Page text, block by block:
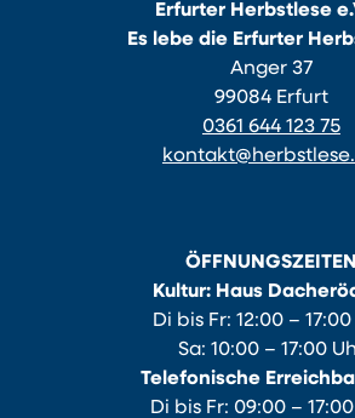
Erfurter Herbstlese
Es lebe die Erfurter
Anger 37
99084 Erfurt
0361 644 123 75
ÖFFNUNGSZEITEN
Kultur: Haus
Di bis Fr: 12:00 –
Sa: 10:00 – 17:00
Telefonische
Di bis Fr: 09:00 –